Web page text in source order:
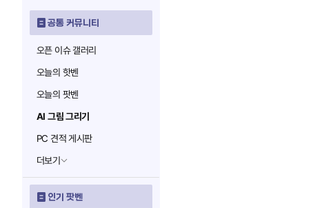
공통 커뮤니티
오픈 이슈 갤러리
오늘의 핫벤
오늘의 팟벤
AI 그림 그리기
PC 견적 게시판
더보기
인기 팟벤